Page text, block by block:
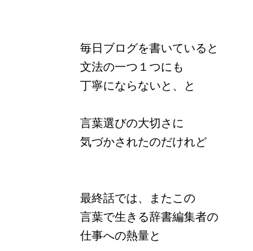
毎日ブログを書いていると
文法の一つ１つにも
丁寧にならないと、と
言葉選びの大切さに
気づかされたのだけれど
最終話では、またこの
言葉で生きる辞書編集者の
仕事への熱量と